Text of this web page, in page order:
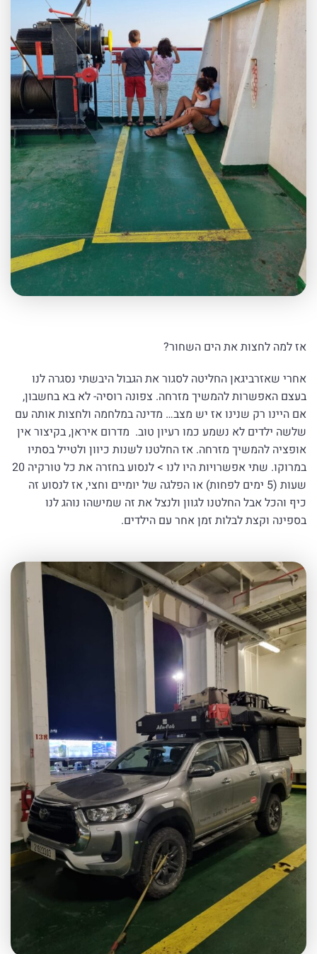
אז למה לחצות את הים השחור?
אחרי שאזרביגאן החליטה לסגור את הגבול היבשתי נסגרה לנו
בעצם האפשרות להמשיך מזרחה. צפונה רוסיה- לא בא בחשבון,
אם היינו רק שנינו אז יש מצב… מדינה במלחמה ולחצות אותה עם
שלשה ילדים לא נשמע כמו רעיון טוב. מדרום איראן, בקיצור אין
אופציה להמשיך מזרחה. אז החלטנו לשנות כיוון ולטייל בסתיו
במרוקו. שתי אפשרויות היו לנו > לנסוע בחזרה את כל טורקיה 20
שעות (5 ימים לפחות) או הפלגה של יומיים וחצי, אז לנסוע זה
כיף והכל אבל החלטנו לגוון ולנצל את זה שמישהו נוהג לנו
בספינה וקצת לבלות זמן אחר עם הילדים.